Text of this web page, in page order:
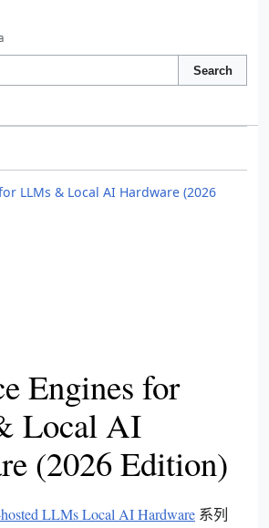
Search
LLMs & Local AI Hardware (2026
Engines for
Local AI
(2026 Edition)
LLMs Local AI Hardware 系列